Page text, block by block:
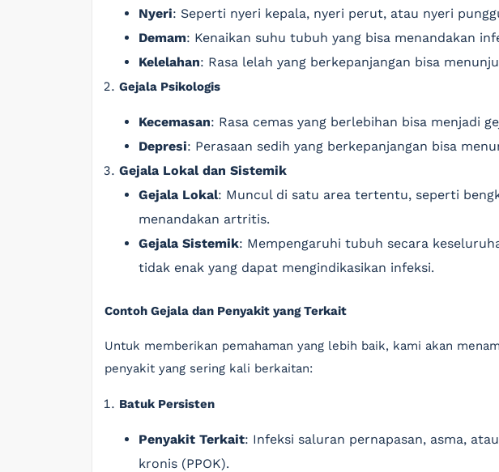
Nyeri: Seperti nyeri kepala, nyeri perut, atau nyeri
Demam: Kenaikan suhu tubuh yang bisa menandakan
Kelelahan: Rasa lelah yang berkepanjangan bisa
Gejala Psikologis
Kecemasan: Rasa cemas yang berlebihan bisa menjadi
Depresi: Perasaan sedih yang berkepanjangan bisa
Gejala Lokal dan Sistemik
Gejala Lokal: Muncul di satu area tertentu, seperti
menandakan artritis.
Gejala Sistemik: Mempengaruhi tubuh secara
tidak enak yang dapat mengindikasikan infeksi.
Contoh Gejala dan Penyakit yang Terkait
Untuk memberikan pemahaman yang lebih baik, kami akan
penyakit yang sering kali berkaitan:
Batuk Persisten
Penyakit Terkait: Infeksi saluran pernapasan, asma,
kronis (PPOK).